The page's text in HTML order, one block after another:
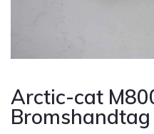
Arctic-cat